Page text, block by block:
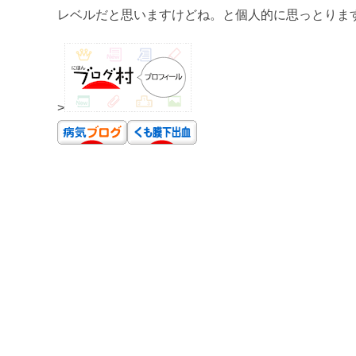
レベルだと思いますけどね。と個人的に思っとりま
>